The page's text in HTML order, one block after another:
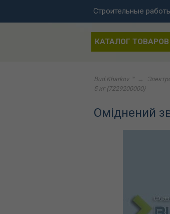
Строительные
КАТАЛОГ ТОВАРОВ
Bud.Kharkov ™
5 кг {7229200000}
Оміднений